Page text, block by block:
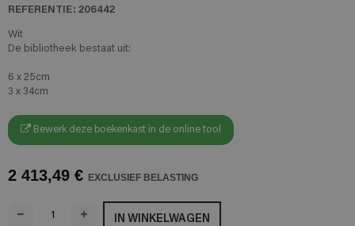
REFERENTIE: 206442
Wit
De bibliotheek bestaat uit:
6 x 25cm
3 x 34cm
Bewerk deze boekenkast in de online tool
2 413,49 € EXCLUSIEF BELASTING
IN WINKELWAGEN